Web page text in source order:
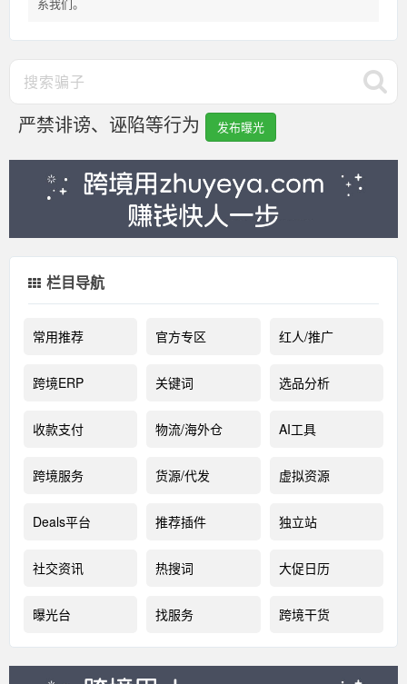
系我们。
严禁诽谤、诬陷等行为 发布曝光
栏目导航
常用推荐 官方专区 红人/推广
跨境ERP 关键词 选品分析
收款支付 物流/海外仓 AI工具
跨境服务 货源/代发 虚拟资源
Deals平台 推荐插件 独立站
社交资讯 热搜词 大促日历
曝光台 找服务 跨境干货